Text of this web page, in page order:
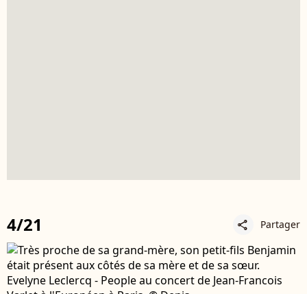
4/21 share Partager